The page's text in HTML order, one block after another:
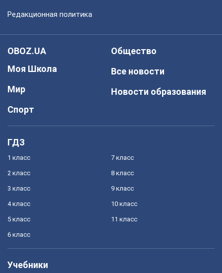
Редакционная политика
OBOZ.UA
Моя Школа
Мир
Спорт
Общество
Все новости
Новости образования
ГДЗ
1 класс
2 класс
3 класс
4 класс
5 класс
6 класс
7 класс
8 класс
9 класс
10 класс
11 класс
Учебники